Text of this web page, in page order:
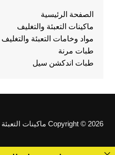
الصفحة الرئيسية
ماكينات التعبئة والتغليف
مواد وخامات التعبئة والتغليف
طبات مرنة
طبات اندكشن سيل
Copyright © 2026 ماكينات التعبئة والتغليف. All rights reserved.